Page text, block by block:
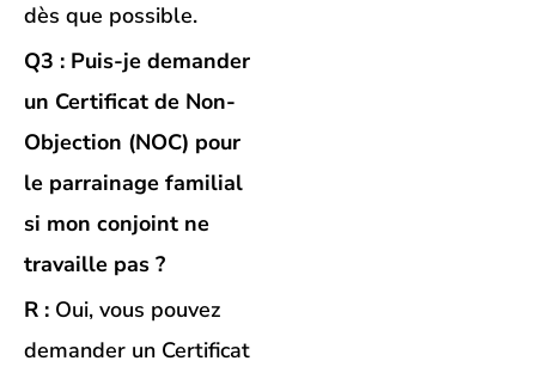
dès que possible.
Q3 : Puis-je demander
un Certificat de Non-
Objection (NOC) pour
le parrainage familial
si mon conjoint ne
travaille pas ?
R : Oui, vous pouvez
demander un Certificat